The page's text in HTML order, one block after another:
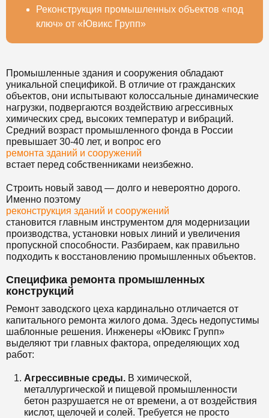
Реконструкция промышленных объектов «под
ключ» от «Ювикс Групп»
Промышленные здания и сооружения обладают
уникальной спецификой. В отличие от гражданских
объектов, они испытывают колоссальные динамические
нагрузки, подвергаются воздействию агрессивных
химических сред, высоких температур и вибраций.
Средний возраст промышленного фонда в России
превышает 30-40 лет, и вопрос его
ремонта зданий и сооружений
встает перед собственниками неизбежно.
Строить новый завод — долго и невероятно дорого.
Именно поэтому
реконструкция зданий и сооружений
становится главным инструментом для модернизации
производства, установки новых линий и увеличения
пропускной способности. Разбираем, как правильно
подходить к восстановлению промышленных объектов.
Специфика ремонта промышленных
конструкций
Ремонт заводского цеха кардинально отличается от
капитального ремонта жилого дома. Здесь недопустимы
шаблонные решения. Инженеры «Ювикс Групп»
выделяют три главных фактора, определяющих ход
работ:
Агрессивные среды. В химической,
металлургической и пищевой промышленности
бетон разрушается не от времени, а от воздействия
кислот, щелочей и солей. Требуется не просто